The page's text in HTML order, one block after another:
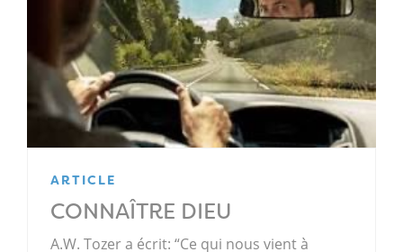
ARTICLE
CONNAÎTRE DIEU
A.W. Tozer a écrit: “Ce qui nous vient à